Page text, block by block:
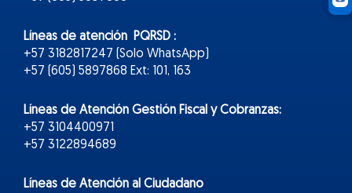
Líneas de atención PQRSD :
+57 3182817247 (Solo WhatsApp)
+57 (605) 5897868 Ext: 101, 163
Líneas de Atención Gestión Fiscal y Cobranzas:
+57 3104400971
+57 3122894689
Líneas de Atención al Ciudadano